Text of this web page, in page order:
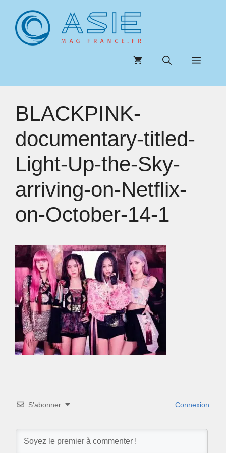
contenu
Menu
BLACKPINK-
documentary-titled-
Light-Up-the-Sky-
arriving-on-Netflix-
on-October-14-1
S’abonner Connexion